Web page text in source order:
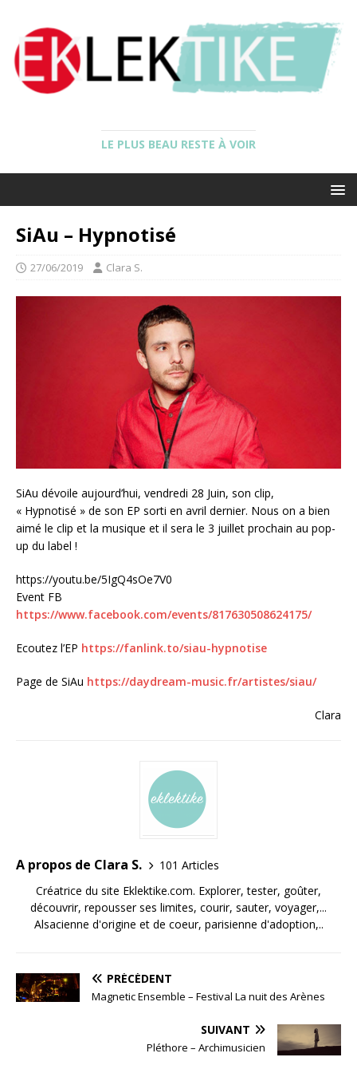
LE PLUS BEAU RESTE À VOIR
SiAu – Hypnotisé
27/06/2019 Clara S.
SiAu dévoile aujourd’hui, vendredi 28 Juin, son clip,
« Hypnotisé » de son EP sorti en avril dernier. Nous on a bien
aimé le clip et la musique et il sera le 3 juillet prochain au pop-
up du label !
https://youtu.be/5IgQ4sOe7V0
Event FB
https://www.facebook.com/events/817630508624175/
Ecoutez l’EP https://fanlink.to/siau-hypnotise
Page de SiAu https://daydream-music.fr/artistes/siau/
Clara
A propos de Clara S.
101 Articles
Créatrice du site Eklektike.com. Explorer, tester, goûter,
découvrir, repousser ses limites, courir, sauter, voyager,...
Alsacienne d'origine et de coeur, parisienne d'adoption,..
PRÉCÉDENT
Magnetic Ensemble – Festival La nuit des Arènes
SUIVANT
Pléthore – Archimusicien